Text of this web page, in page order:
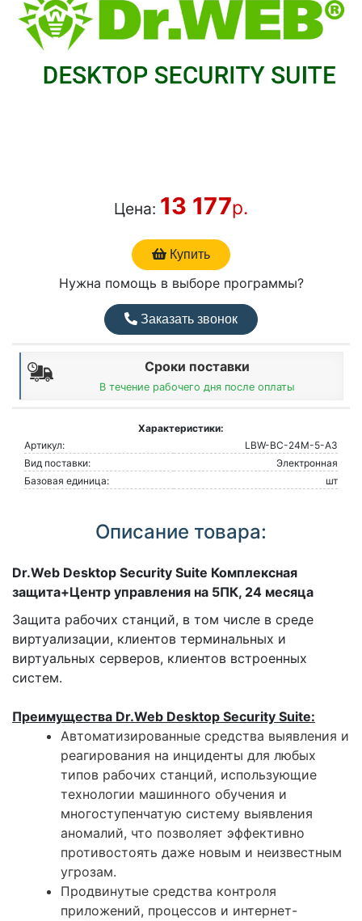
Цена: 13 177р.
Купить
Нужна помощь в выборе программы?
Заказать звонок
Сроки поставки
В течение рабочего дня после оплаты
Характеристики:
Артикул:
LBW-BC-24M-5-A3
Вид поставки:
Электронная
Базовая единица:
шт
Описание товара:
Dr.Web Desktop Security Suite Комплексная
защита+Центр управления на 5ПК, 24 месяца
Защита рабочих станций, в том числе в среде
виртуализации, клиентов терминальных и
виртуальных серверов, клиентов встроенных
систем.
Преимущества Dr.Web Desktop Security Suite:
Автоматизированные средства выявления и
реагирования на инциденты для любых
типов рабочих станций, использующие
технологии машинного обучения и
многоступенчатую систему выявления
аномалий, что позволяет эффективно
противостоять даже новым и неизвестным
угрозам.
Продвинутые средства контроля
приложений, процессов и интернет-